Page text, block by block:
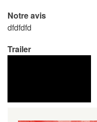
Notre avis
dfdfdfd
Trailer